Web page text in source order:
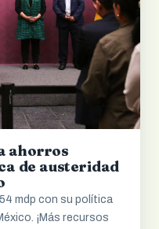
ahorros
de austeridad
mdp con su política
¡Más recursos